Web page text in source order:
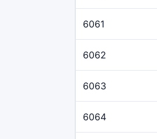
6061
6062
6063
6064